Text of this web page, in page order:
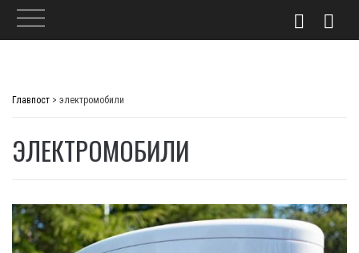
Главпост > электромобили
ЭЛЕКТРОМОБИЛИ